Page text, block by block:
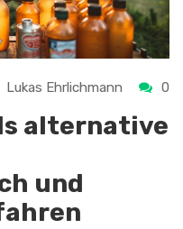
Lukas Ehrlichmann 0
alternative
und